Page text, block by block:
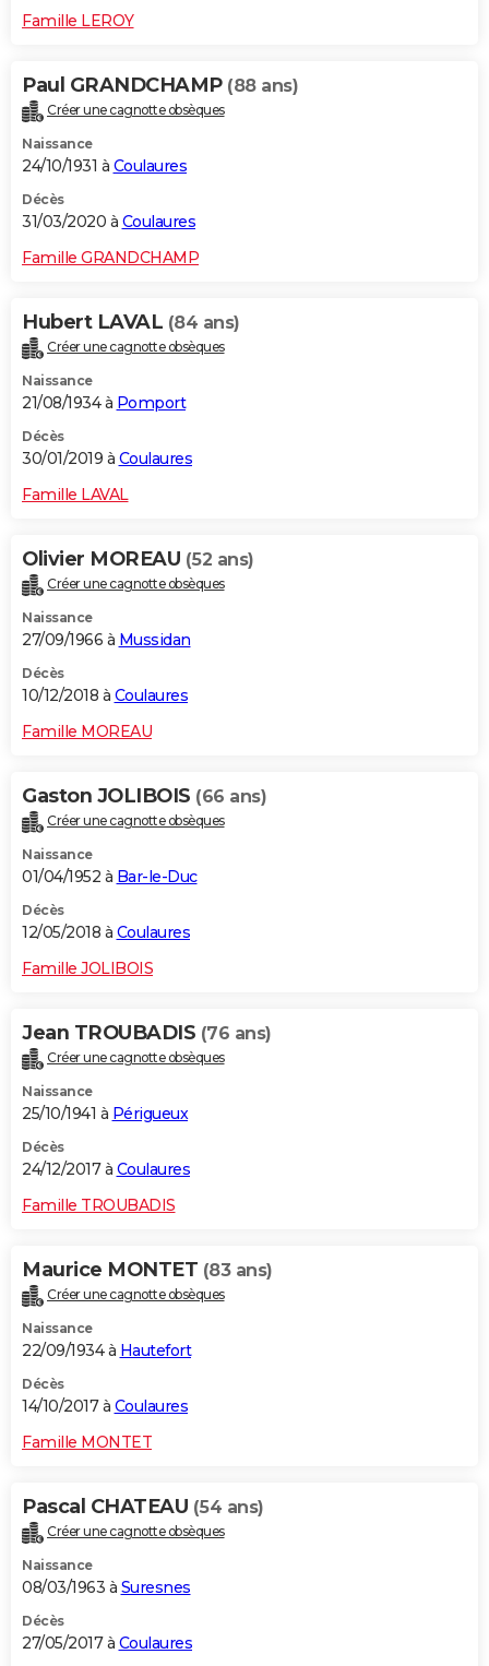
Famille LEROY
Paul GRANDCHAMP (88 ans)
Créer une cagnotte obsèques
Naissance
24/10/1931 à Coulaures
Décès
31/03/2020 à Coulaures
Famille GRANDCHAMP
Hubert LAVAL (84 ans)
Créer une cagnotte obsèques
Naissance
21/08/1934 à Pomport
Décès
30/01/2019 à Coulaures
Famille LAVAL
Olivier MOREAU (52 ans)
Créer une cagnotte obsèques
Naissance
27/09/1966 à Mussidan
Décès
10/12/2018 à Coulaures
Famille MOREAU
Gaston JOLIBOIS (66 ans)
Créer une cagnotte obsèques
Naissance
01/04/1952 à Bar-le-Duc
Décès
12/05/2018 à Coulaures
Famille JOLIBOIS
Jean TROUBADIS (76 ans)
Créer une cagnotte obsèques
Naissance
25/10/1941 à Périgueux
Décès
24/12/2017 à Coulaures
Famille TROUBADIS
Maurice MONTET (83 ans)
Créer une cagnotte obsèques
Naissance
22/09/1934 à Hautefort
Décès
14/10/2017 à Coulaures
Famille MONTET
Pascal CHATEAU (54 ans)
Créer une cagnotte obsèques
Naissance
08/03/1963 à Suresnes
Décès
27/05/2017 à Coulaures